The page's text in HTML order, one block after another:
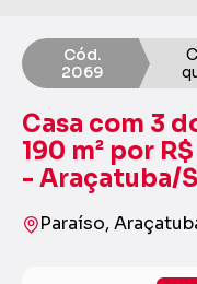
Cód.
2069
Casa com 3
190 m² por
- Araçatuba/
Paraíso,